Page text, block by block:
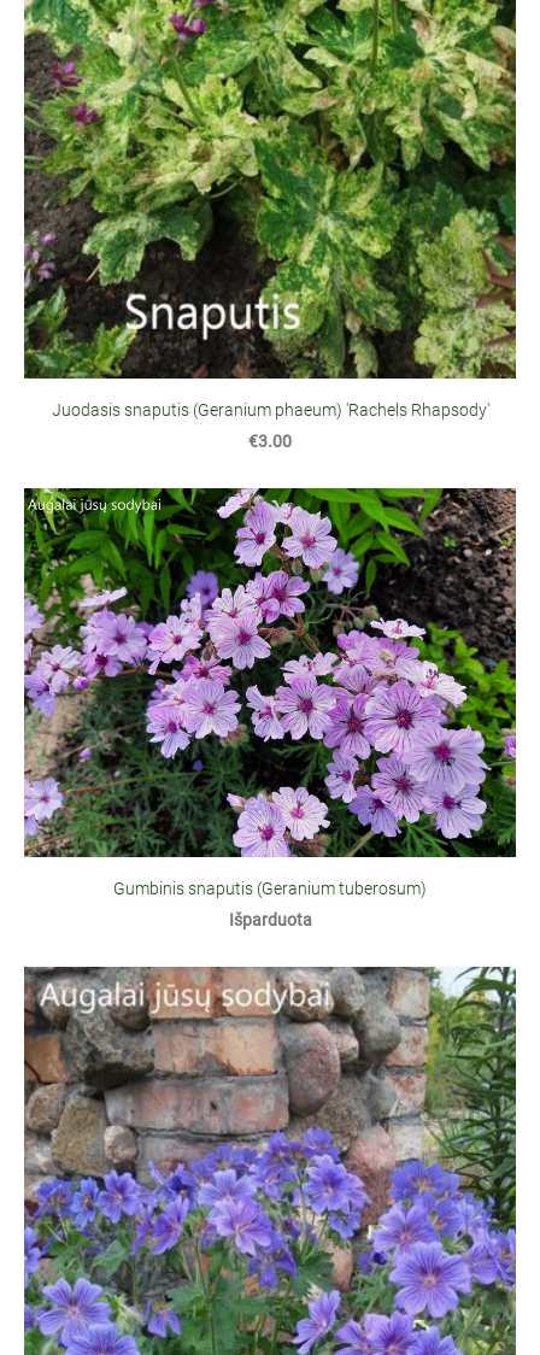
Juodasis snaputis (Geranium phaeum) 'Rachels Rhapsody'
€3.00
Gumbinis snaputis (Geranium tuberosum)
Išparduota